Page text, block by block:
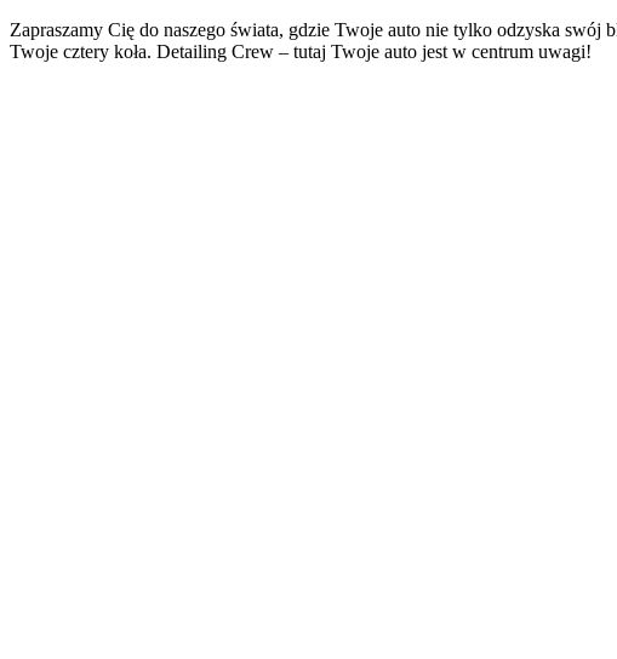
Zapraszamy Cię do naszego świata, gdzie Twoje auto nie tylko odzyska swój
Twoje cztery koła. Detailing Crew – tutaj Twoje auto jest w centrum uwagi!